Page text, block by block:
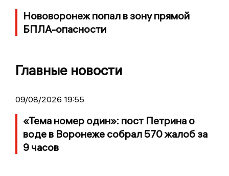
Нововоронеж попал в зону прямой
БПЛА-опасности
Главные новости
09/08/2026 19:55
«Тема номер один»: пост Петрина о
воде в Воронеже собрал 570 жалоб за
9 часов